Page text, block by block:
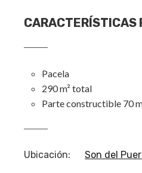
CARACTERÍSTICAS
Pacela
290 m² total
Parte constructible 70
Ubicación: Son del